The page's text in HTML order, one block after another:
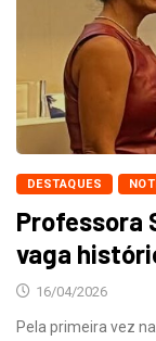
DESTAQUES
Professora
vaga
16/04/2026
Pela primeira vez